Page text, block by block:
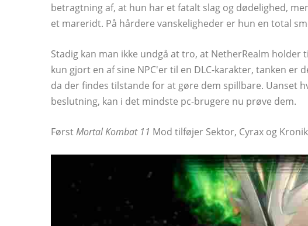
betragtning af, at hun har et fatalt slag og dødelighed,
et mareridt. På hårdere vanskeligheder er hun en total
Stadig kan man ikke undgå at tro, at NetherRealm holder
kun gjort en af ​​sine NPC'er til en DLC-karakter, tanken er
da der findes tilstande for at gøre dem spillbare. Uanset
beslutning, kan i det mindste pc-brugere nu prøve dem.
FørstMortal Kombat 11 Mod tilføjer Sektor, Cyrax og